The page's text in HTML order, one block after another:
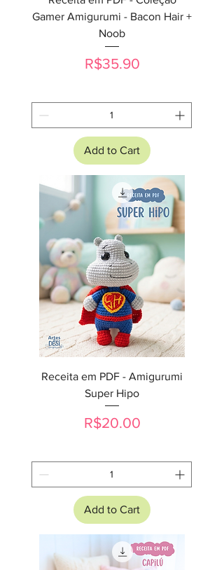
Gamer Amigurumi - Bacon Hair +
Noob
Price
R$35.90
Add to Cart
Receita em PDF - Amigurumi
Super Hipo
Price
R$20.00
Add to Cart